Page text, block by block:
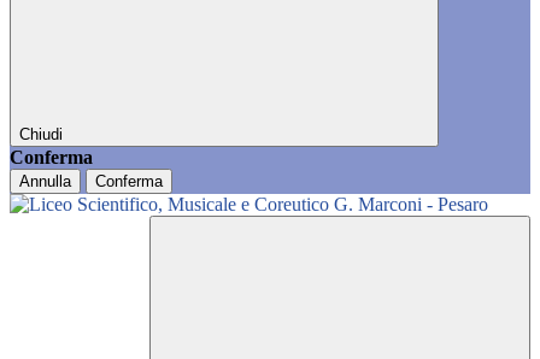
Chiudi
Conferma
Annulla Conferma